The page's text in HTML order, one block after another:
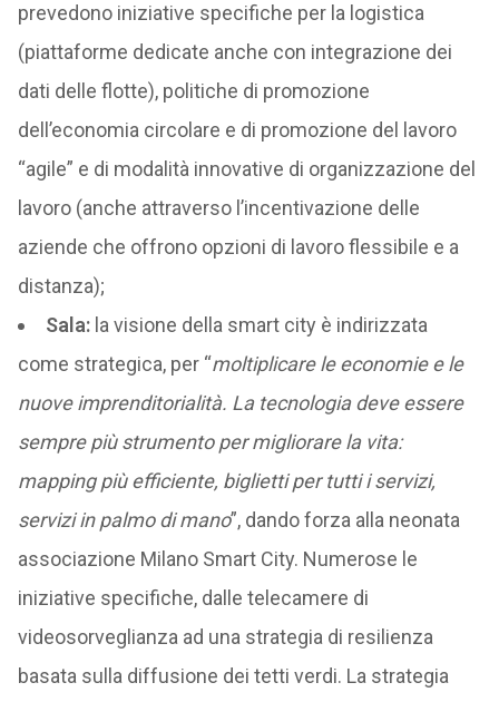
prevedono iniziative specifiche per la logistica
(piattaforme dedicate anche con integrazione dei
dati delle flotte), politiche di promozione
dell’economia circolare e di promozione del lavoro
“agile” e di modalità innovative di organizzazione del
lavoro (anche attraverso l’incentivazione delle
aziende che offrono opzioni di lavoro flessibile e a
distanza);
Sala: la visione della smart city è indirizzata
come strategica, per “moltiplicare le economie e le
nuove imprenditorialità. La tecnologia deve essere
sempre più strumento per migliorare la vita:
mapping più efficiente, biglietti per tutti i servizi,
servizi in palmo di mano”, dando forza alla neonata
associazione Milano Smart City. Numerose le
iniziative specifiche, dalle telecamere di
videosorveglianza ad una strategia di resilienza
basata sulla diffusione dei tetti verdi. La strategia